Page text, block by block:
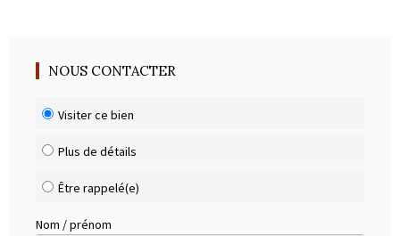
NOUS CONTACTER
Visiter ce bien
Plus de détails
Être rappelé(e)
Nom / prénom